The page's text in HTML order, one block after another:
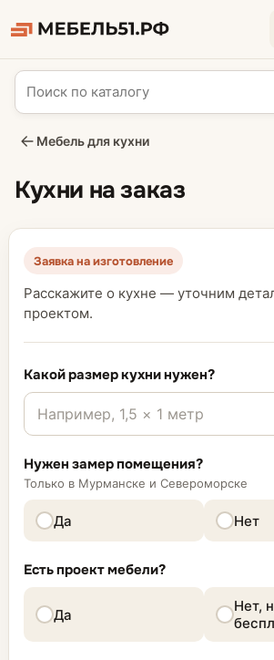
Мебель для кухни
Кухни на заказ
Заявка на изготовление
Расскажите о кухне — уточним
проектом.
Какой размер кухни нужен?
Нужен замер помещения?
Только в Мурманске и Североморске
Да Нет
Есть проект мебели?
Да
Нет,